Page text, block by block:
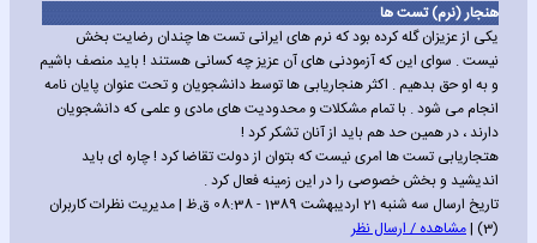
هنجار (نرم) تست ها
یکی از عزیزان گله کرده بود که نرم های ایرانی تست ها چندان رضایت بخش
نیست . سوای این که آزمودنی های آن عزیز چه کسانی هستند ! باید منصف باشیم
و به او حق بدهیم . اکثر هنجاریابی ها توسط دانشجویان و تحت عنوان پایان نامه
انجام می شود . با تمام مشکلات و محدودیت های مادی و علمی که دانشجویان
دارند ، در همین حد هم باید از آنان تشکر کرد !
هتجاریابی تست ها امری نیست که بتوان از دولت تقاضا کرد ! چاره ای باید
اندیشید و بخش خصوصی را در این زمینه فعال کرد .
تاریخ ارسال سه شنبه 21 اردیبهشت 1389 - 08:38 ق.ظ | مدیریت نظرات کاربران
(3) |
مشاهده / ارسال نظر